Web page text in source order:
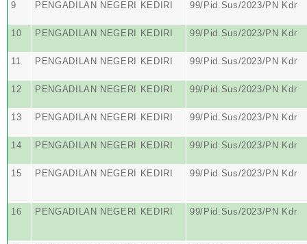
9 PENGADILAN NEGERI KEDIRI 99/Pid.Sus/2023/PN Kdr
10 PENGADILAN NEGERI KEDIRI 99/Pid.Sus/2023/PN Kdr
11 PENGADILAN NEGERI KEDIRI 99/Pid.Sus/2023/PN Kdr
12 PENGADILAN NEGERI KEDIRI 99/Pid.Sus/2023/PN Kdr
13 PENGADILAN NEGERI KEDIRI 99/Pid.Sus/2023/PN Kdr
14 PENGADILAN NEGERI KEDIRI 99/Pid.Sus/2023/PN Kdr
15 PENGADILAN NEGERI KEDIRI 99/Pid.Sus/2023/PN Kdr
16 PENGADILAN NEGERI KEDIRI 99/Pid.Sus/2023/PN Kdr